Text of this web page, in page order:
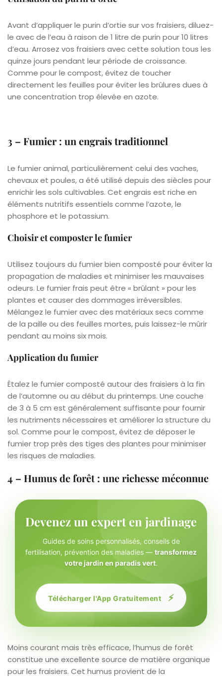
Avant d’appliquer le purin d’ortie sur vos fraisiers, diluez-
le avec de l’eau à raison de 1 litre de purin pour 10 litres
d’eau. Arrosez vos fraisiers avec cette solution tous les
quinze jours pendant leur période de croissance.
Comme pour le compost, évitez de toucher
directement les feuilles pour éviter les brûlures dues à
une concentration trop élevée en azote.
3 – Fumier : un engrais traditionnel
Le fumier animal, particulièrement celui des vaches,
chevaux et poules, a été utilisé depuis des siècles pour
enrichir les sols cultivables. Cet engrais est riche en
éléments nutritifs essentiels comme l’azote, le
phosphore et le potassium.
Choisir et composter le fumier
Utilisez toujours du fumier bien composté pour éviter la
propagation de maladies et minimiser les mauvaises
odeurs. Le fumier frais peut être « brûlant » pour les
plantes et causer des dommages irréversibles.
Mélangez le fumier avec des matériaux secs comme
de la paille ou des feuilles mortes, puis laissez-le mûrir
pendant au moins six mois.
Application du fumier
Étalez le fumier composté autour des fraisiers à la fin
de l’automne ou au début du printemps. Une couche
de 3 à 5 cm est généralement suffisante pour fournir
les nutriments nécessaires et améliorer la structure du
sol. Comme pour le compost, évitez de déposer le
fumier trop près des tiges des plantes pour minimiser
les risques de maladies.
4 – Humus de forêt : une richesse méconnue
Devenez un expert en jardinage
Guides de soins personnalisés, conseils de
fertilisation, prévention des maladies — transformez
votre jardin en paradis vert.
Télécharger l'App Gratuitement ⚡
Moins courant mais très efficace, l’humus de forêt
constitue une excellente source de matière organique
pour les fraisiers. Cet humus provient de la